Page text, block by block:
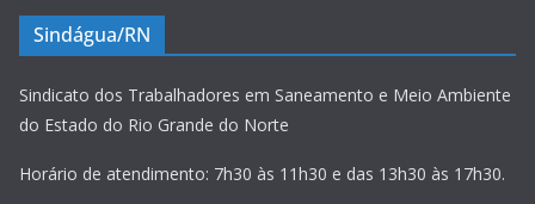
Sindágua/RN
Sindicato dos Trabalhadores em Saneamento e Meio Ambiente
do Estado do Rio Grande do Norte
Horário de atendimento: 7h30 às 11h30 e das 13h30 às 17h30.